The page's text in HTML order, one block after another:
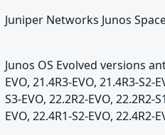
Juniper Networks Junos
Junos OS Evolved versions
EVO, 21.4R3-EVO, 21.4R3-S2-
S3-EVO, 22.2R2-EVO, 22.2R2-
EVO, 22.4R1-S2-EVO, 22.4R2-